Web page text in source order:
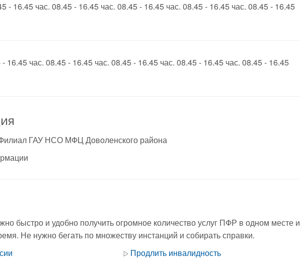
- 16.45 час. 08.45 - 16.45 час. 08.45 - 16.45 час. 08.45 - 16.45 час. 08.45 - 16.45
16.45 час. 08.45 - 16.45 час. 08.45 - 16.45 час. 08.45 - 16.45 час. 08.45 - 16.45
ГАУ НСО МФЦ Доволенского района
быстро и удобно получить огромное количество услуг ПФР в одном месте и
Не нужно бегать по множеству инстанций и собирать справки.
Продлить инвалидность